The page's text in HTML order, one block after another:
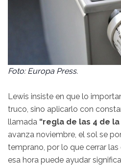
Foto: Europa Press.
Lewis insiste en que lo
truco, sino aplicarlo con
llamada “regla de las 4 de
avanza noviembre, el sol se
temprano, por lo que cerrar
esa hora puede ayudar